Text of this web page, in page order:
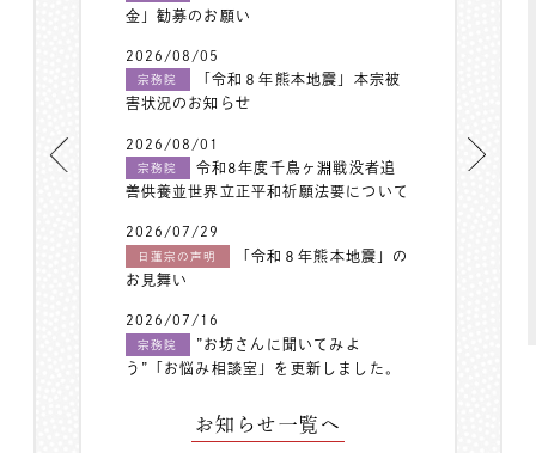
金」勧募のお願い
2026/08/05
宗務院
「令和８年熊本地震」本宗被
害状況のお知らせ
2026/08/01
宗務院
令和8年度千鳥ヶ淵戦没者追
善供養並世界立正平和祈願法要について
2026/07/29
日蓮宗の声明
「令和８年熊本地震」の
お見舞い
2026/07/16
宗務院
”お坊さんに聞いてみよ
う”「お悩み相談室」を更新しました。
お知らせ一覧へ